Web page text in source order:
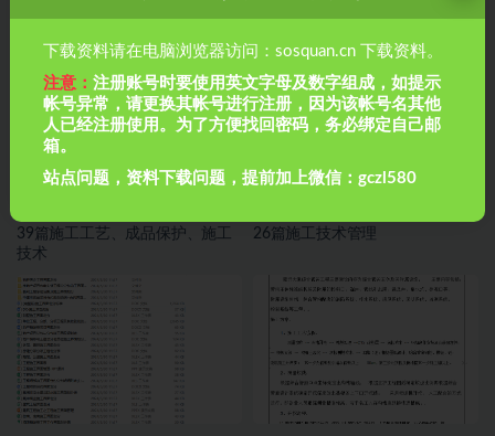
220+资料包3.7G,施工工艺，安全
管理等
施工现场消防安全管理协议
39篇施工工艺、成品保护、施工
技术
26篇施工技术管理
下载资料请在电脑浏览器访问：sosquan.cn 下载资料。
注意：注册账号时要使用英文字母及数字组成，如提示
帐号异常，请更换其帐号进行注册，因为该帐号名其他
人已经注册使用。为了方便找回密码，务必绑定自己邮
箱。
站点问题，资料下载问题，提前加上微信：gczl580